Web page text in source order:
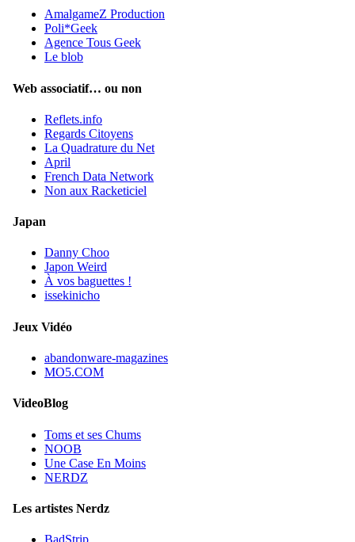
AmalgameZ Production
Poli*Geek
Agence Tous Geek
Le blob
Web associatif… ou non
Reflets.info
Regards Citoyens
La Quadrature du Net
April
French Data Network
Non aux Racketiciel
Japan
Danny Choo
Japon Weird
À vos baguettes !
issekinicho
Jeux Vidéo
abandonware-magazines
MO5.COM
VideoBlog
Toms et ses Chums
NOOB
Une Case En Moins
NERDZ
Les artistes Nerdz
BadStrip